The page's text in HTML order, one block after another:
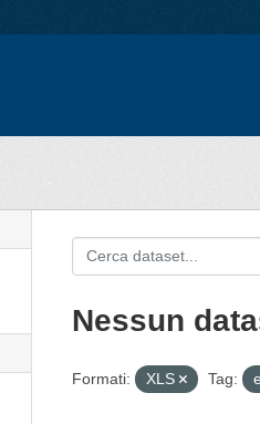
Nessun
Formati: XLS Tag: